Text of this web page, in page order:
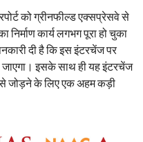
को ग्रीनफील्ड एक्सप्रेसवे से
कार्य लगभग पूरा हो चुका
दी है कि इस इंटरचेंज पर
जाएगा। इसके साथ ही यह इंटरचेंज
से जोड़ने के लिए एक अहम कड़ी